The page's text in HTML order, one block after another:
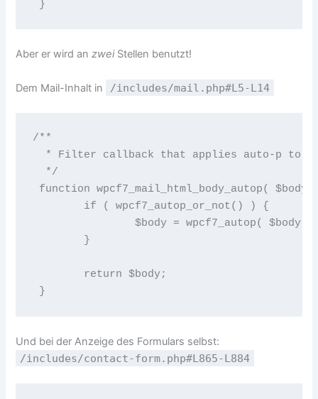
Aber er wird anzweiStellen benutzt!
Dem Mail-Inhalt in /includes/mail.php#L5-L14
/**
* Filter callback that applies auto-p to
  */
function wpcf7_mail_html_body_autop(
Und bei der Anzeige des Formulars selbst:
/includes/contact-form.php#L865-L884